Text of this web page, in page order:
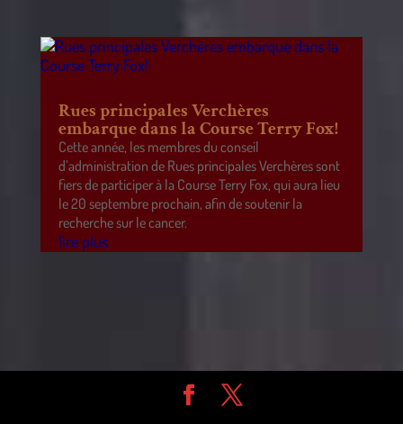
Rues principales Verchères
embarque dans la Course Terry Fox!
Cette année, les membres du conseil
d’administration de Rues principales Verchères sont
fiers de participer à la Course Terry Fox, qui aura lieu
le 20 septembre prochain, afin de soutenir la
recherche sur le cancer.
lire plus